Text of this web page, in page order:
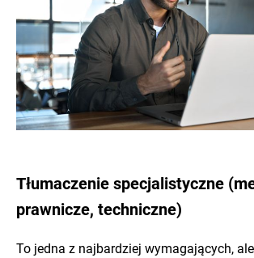
Tłumaczenie specjalistyczne
prawnicze, techniczne)
To jedna z najbardziej wymagających,